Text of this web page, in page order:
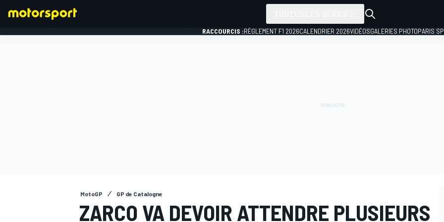
RACCOURCIS :RÈGLEMENT F1 2026CALENDRIER 2026VIDÉOSGALERIES PHOTOPARIS
MotoGP GP de Catalogne
ZARCO VA DEVOIR ATTENDRE PLUSIEURS